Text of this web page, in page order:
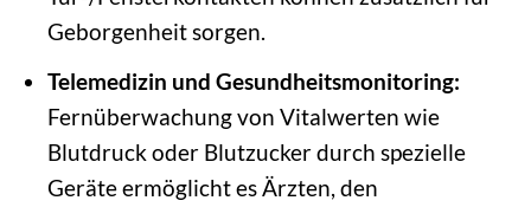
Geborgenheit sorgen.
Telemedizin und Gesundheitsmonitoring:
Fernüberwachung von Vitalwerten wie
Blutdruck oder Blutzucker durch spezielle
Geräte ermöglicht es Ärzten, den